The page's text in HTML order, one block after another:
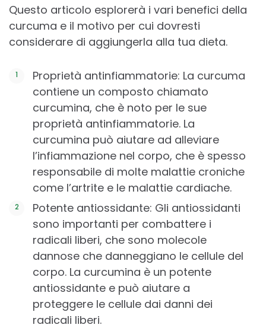
Questo articolo esplorerà i vari benefici della
curcuma e il motivo per cui dovresti
considerare di aggiungerla alla tua dieta.
Proprietà antinfiammatorie: La curcuma
contiene un composto chiamato
curcumina, che è noto per le sue
proprietà antinfiammatorie. La
curcumina può aiutare ad alleviare
l’infiammazione nel corpo, che è spesso
responsabile di molte malattie croniche
come l’artrite e le malattie cardiache.
Potente antiossidante: Gli antiossidanti
sono importanti per combattere i
radicali liberi, che sono molecole
dannose che danneggiano le cellule del
corpo. La curcumina è un potente
antiossidante e può aiutare a
proteggere le cellule dai danni dei
radicali liberi.